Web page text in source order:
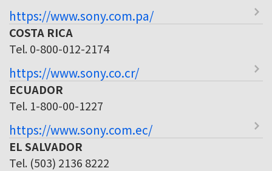
https://www.sony.com.pa/
COSTA RICA
Tel. 0-800-012-2174
https://www.sony.co.cr/
ECUADOR
Tel. 1-800-00-1227
https://www.sony.com.ec/
EL SALVADOR
Tel. (503) 2136 8222